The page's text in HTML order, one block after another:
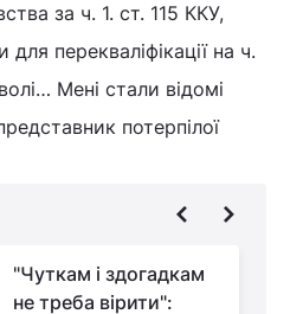
за ч. 1. ст. 115 ККУ,
перекваліфікації на ч.
Мені стали відомі
потерпілої
"Чуткам і здогадкам
не треба вірити":